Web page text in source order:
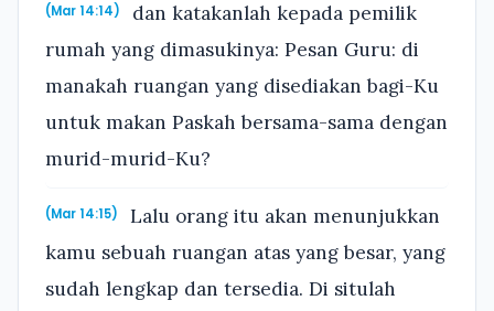
(Mar 14:14)
dan katakanlah kepada pemilik
rumah yang dimasukinya: Pesan Guru: di
manakah ruangan yang disediakan bagi-Ku
untuk makan Paskah bersama-sama dengan
murid-murid-Ku?
(Mar 14:15)
Lalu orang itu akan menunjukkan
kamu sebuah ruangan atas yang besar, yang
sudah lengkap dan tersedia. Di situlah